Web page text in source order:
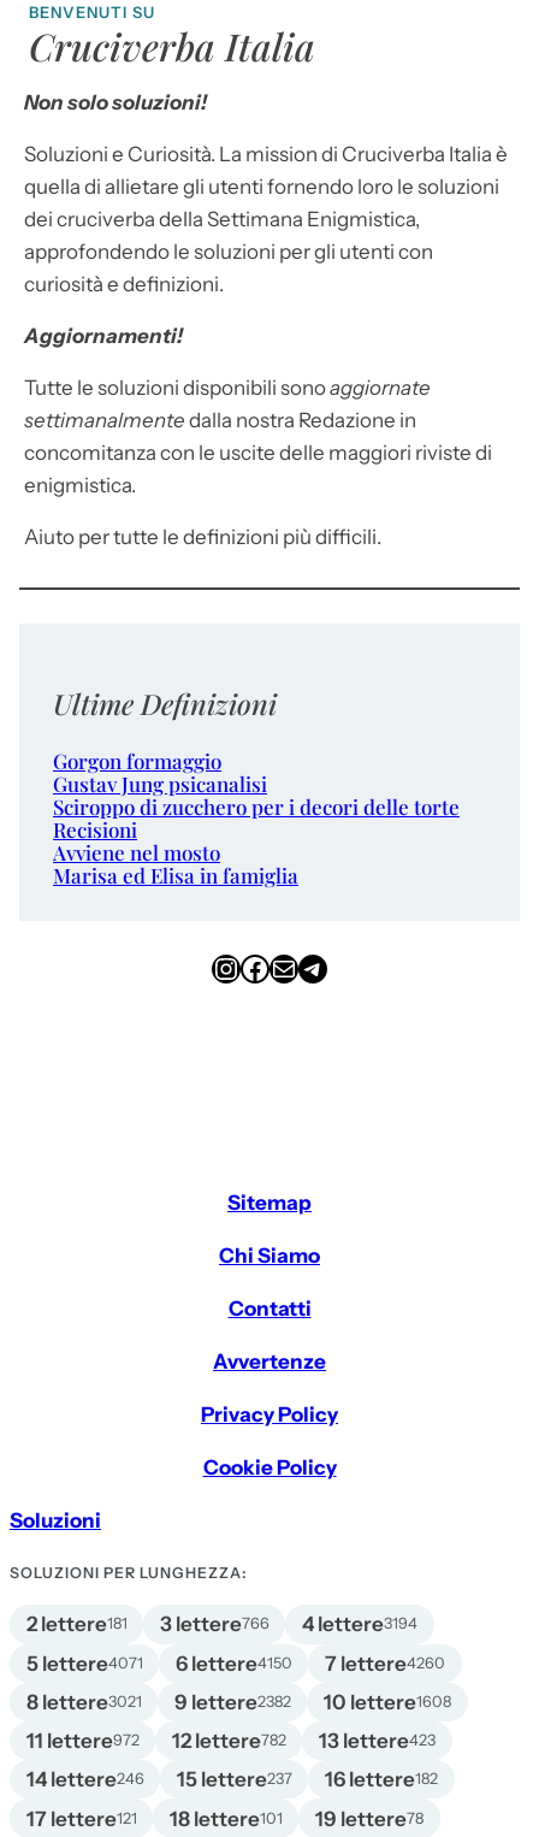
BENVENUTI SU
Cruciverba Italia
Non solo soluzioni!
Soluzioni e Curiosità. La mission di Cruciverba Italia è
quella di allietare gli utenti fornendo loro le soluzioni
dei cruciverba della Settimana Enigmistica,
approfondendo le soluzioni per gli utenti con
curiosità e definizioni.
Aggiornamenti!
Tutte le soluzioni disponibili sonoaggiornate
settimanalmente dalla nostra Redazione in
concomitanza con le uscite delle maggiori riviste di
enigmistica.
Aiuto per tutte le definizioni più difficili.
Ultime Definizioni
Gorgon formaggio
Gustav Jung psicanalisi
Sciroppo di zucchero per i decori delle torte
Recisioni
Avviene nel mosto
Marisa ed Elisa in famiglia
InstagramFacebook Email Telegram
Sitemap
Chi Siamo
Contatti
Avvertenze
Privacy Policy
Cookie Policy
Soluzioni
SOLUZIONI PER LUNGHEZZA:
2 lettere181 3 lettere766 4 lettere3194
5 lettere4071 6 lettere4150 7 lettere4260
8 lettere3021 9 lettere2382 10 lettere1608
11 lettere972 12 lettere782 13 lettere423
14 lettere246 15 lettere237 16 lettere182
17 lettere121 18 lettere101 19 lettere78